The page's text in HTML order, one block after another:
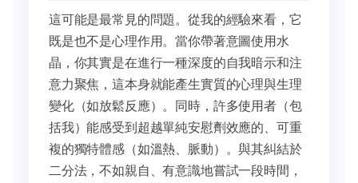
這可能是最常見的問題。從我的經驗來看，它
既是也不是心理作用。當你帶著意圖使用水
晶，你其實是在進行一種深度的自我暗示和注
意力聚焦，這本身就能產生實質的心理與生理
變化（如放鬆反應）。同時，許多使用者（包
括我）能感受到超越單純安慰劑效應的、可重
複的獨特體感（如溫熱、脈動）。與其糾結於
二分法，不如親自、有意識地嘗試一段時間，